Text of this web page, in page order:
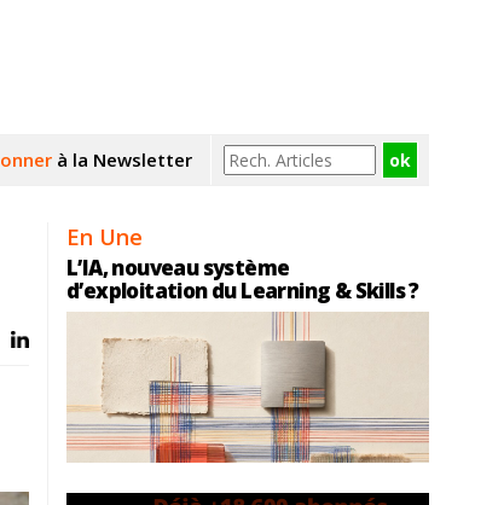
à la Newsletter
En Une
L’IA, nouveau système
d’exploitation du Learning & Skills ?